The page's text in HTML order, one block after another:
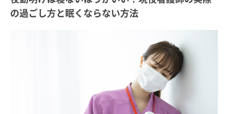
の過ごし方と眠くならない方法